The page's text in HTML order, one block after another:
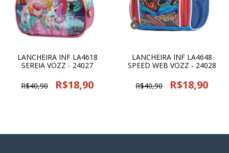
LANCHEIRA INF LA4618
SEREIA VOZZ - 24027
R$40,90 R$18,90
LANCHEIRA INF LA4648
SPEED WEB VOZZ - 24028
R$40,90 R$18,90